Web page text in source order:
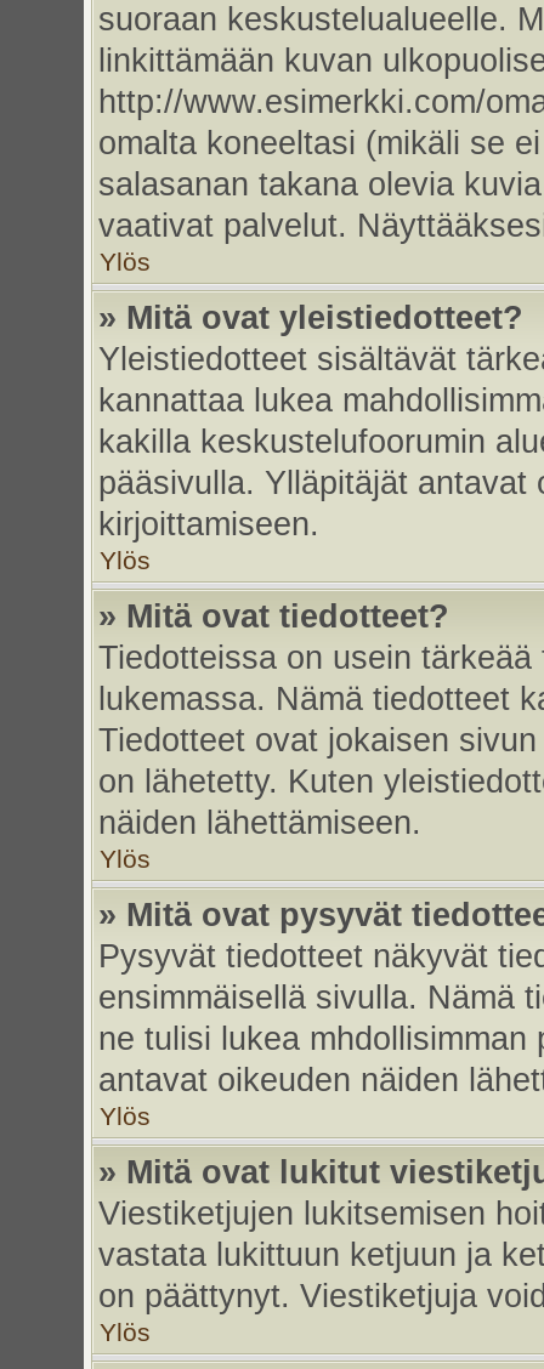
suoraan keskustelualueelle.
linkittämään kuvan
http://www.esimerkki.com/
omalta koneeltasi (mikäli se
salasanan takana olevia
vaativat palvelut.
Ylös
» Mitä ovat yleistiedotteet?
Yleistiedotteet sisältävät
kannattaa lukea
kakilla keskustelufoorumin
pääsivulla. Ylläpitäjät antavat
kirjoittamiseen.
Ylös
» Mitä ovat tiedotteet?
Tiedotteissa on usein
lukemassa. Nämä tiedotteet
Tiedotteet ovat jokaisen
on lähetetty. Kuten
näiden lähettämiseen.
Ylös
» Mitä ovat pysyvät
Pysyvät tiedotteet näkyvät
ensimmäisellä sivulla. Nämä
ne tulisi lukea
antavat oikeuden näiden
Ylös
» Mitä ovat lukitut
Viestiketjujen lukitsemisen
vastata lukittuun ketjuun ja
on päättynyt. Viestiketjuja
Ylös